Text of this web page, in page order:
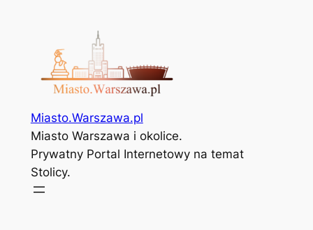
Miasto.Warszawa.pl
Miasto Warszawa i okolice.
Prywatny Portal Internetowy na temat
Stolicy.